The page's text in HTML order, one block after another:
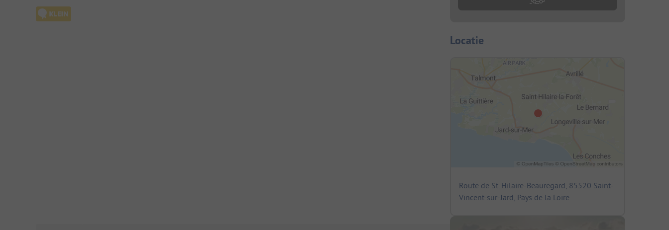
Locatie
Route de St. Hilaire-Beauregard, 85520 Saint-
Vincent-sur-Jard, Pays de la Loire